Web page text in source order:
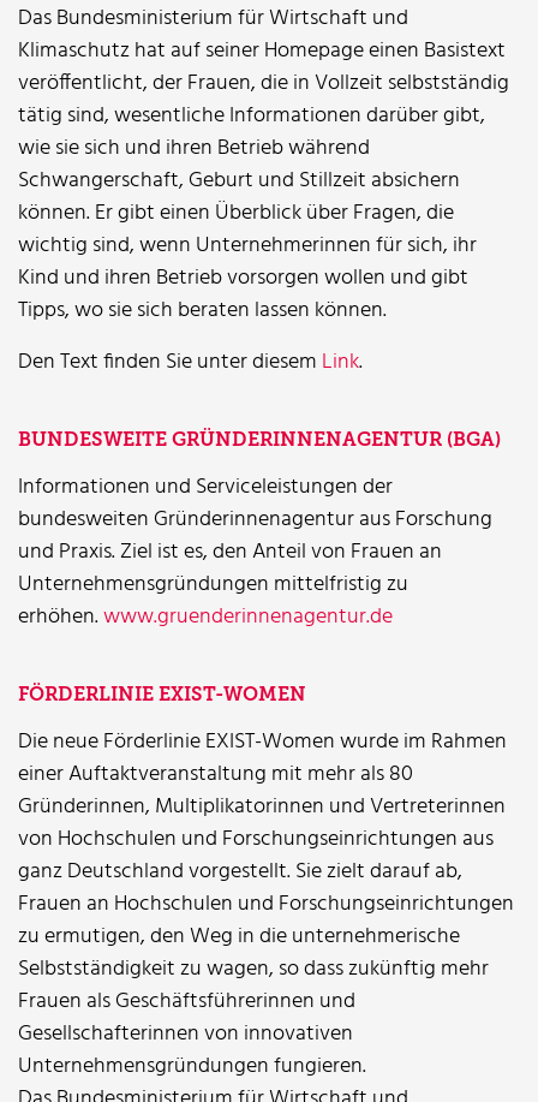
Das Bundesministerium für Wirtschaft und
Klimaschutz hat auf seiner Homepage einen Basistext
veröffentlicht, der Frauen, die in Vollzeit selbstständig
tätig sind, wesentliche Informationen darüber gibt,
wie sie sich und ihren Betrieb während
Schwangerschaft, Geburt und Stillzeit absichern
können. Er gibt einen Überblick über Fragen, die
wichtig sind, wenn Unternehmerinnen für sich, ihr
Kind und ihren Betrieb vorsorgen wollen und gibt
Tipps, wo sie sich beraten lassen können.
Den Text finden Sie unter diesem Link.
BUNDESWEITE GRÜNDERINNENAGENTUR (BGA)
Informationen und Serviceleistungen der
bundesweiten Gründerinnenagentur aus Forschung
und Praxis. Ziel ist es, den Anteil von Frauen an
Unternehmensgründungen mittelfristig zu
erhöhen.www.gruenderinnenagentur.de
FÖRDERLINIE EXIST-WOMEN
Die neue Förderlinie EXIST-Women wurde im Rahmen
einer Auftaktveranstaltung mit mehr als 80
Gründerinnen, Multiplikatorinnen und Vertreterinnen
von Hochschulen und Forschungseinrichtungen aus
ganz Deutschland vorgestellt. Sie zielt darauf ab,
Frauen an Hochschulen und Forschungseinrichtungen
zu ermutigen, den Weg in die unternehmerische
Selbstständigkeit zu wagen, so dass zukünftig mehr
Frauen als Geschäftsführerinnen und
Gesellschafterinnen von innovativen
Unternehmensgründungen fungieren.